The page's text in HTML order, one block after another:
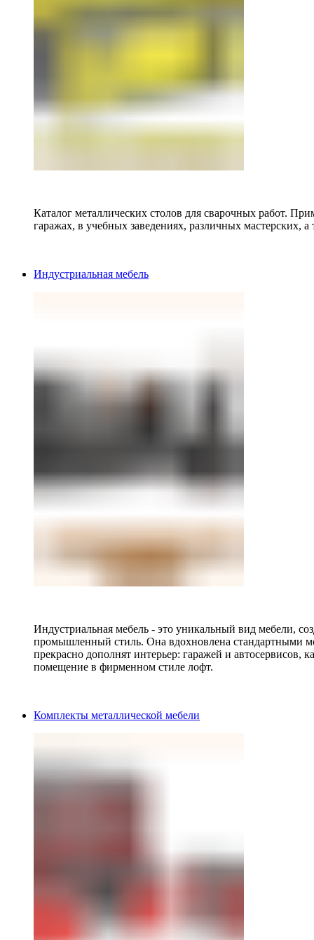
Каталог металлических столов для сварочных работ.
гаражах, в учебных заведениях, различных мастерских, а
Индустриальная мебель
Индустриальная мебель - это уникальный вид мебели,
промышленный стиль. Она вдохновлена стандартными
прекрасно дополнят интерьер: гаражей и автосервисов,
помещение в фирменном стиле лофт.
Комплекты металлической мебели